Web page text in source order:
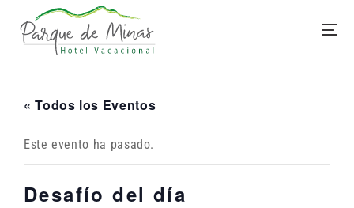
« Todos los Eventos
Este evento ha pasado.
Desafío del día